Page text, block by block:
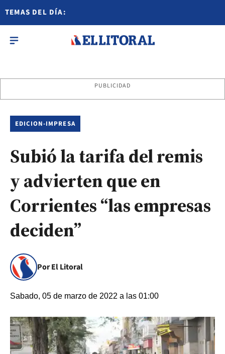
TEMAS DEL DÍA:
PUBLICIDAD
EDICION-IMPRESA
Subió la tarifa del remis
y advierten que en
Corrientes “las empresas
deciden”
Por El Litoral
Sabado, 05 de marzo de 2022 a las 01:00